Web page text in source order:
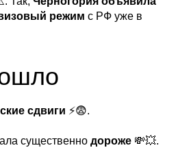
режим с РФ уже в
сдвиги ⚡️😨.
существенно дороже 💸💥.